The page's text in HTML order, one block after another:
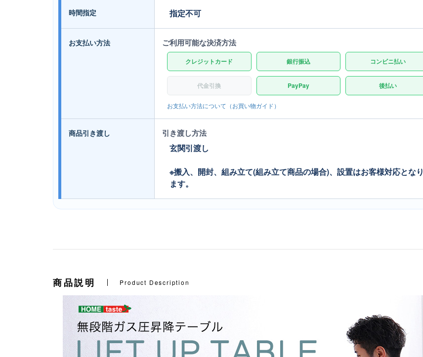
時間指定 指定不可
お支払い方法 ご利用可能な決済方法
クレジットカード 銀行振込 コンビニ払い
代金引換 PayPay 後払い
お支払い方法について（お買い物ガイド）
商品引き渡し 引き渡し方法
玄関引渡し
※搬入、開封、組み立て(組み立て商品の場合)、設置はお客様対応となり
ます。
商品説明 Product Description